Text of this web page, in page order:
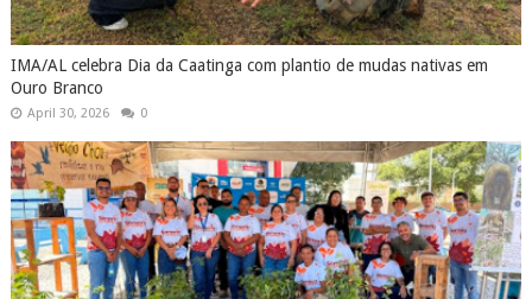
IMA/AL celebra Dia da Caatinga com plantio de mudas nativas em
Ouro Branco
April 30, 2026 0